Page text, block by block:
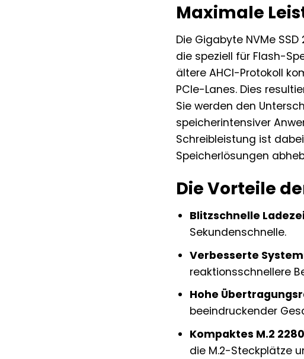
Maximale
Die Gigabyte NVMe
die speziell für Flash-
ältere AHCI-Protokoll
PCIe-Lanes. Dies
Sie werden den
speicherintensiver
Schreibleistung ist
Speicherlösungen
Die Vorteile
Blitzschnelle
Sekundenschnelle.
Verbesserte
reaktionsschnellere
Hohe
beeindruckender
Kompaktes M.2
die M.2-Steckplätze